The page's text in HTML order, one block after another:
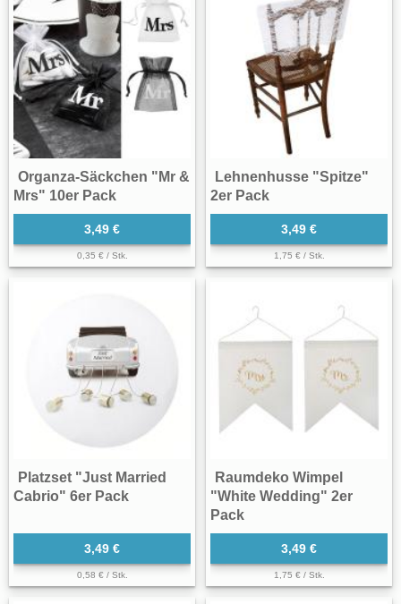
Organza-Säckchen "Mr &
Mrs" 10er Pack
3,49 €
0,35 € / Stk.
Lehnenhusse "Spitze"
2er Pack
3,49 €
1,75 € / Stk.
Platzset "Just Married
Cabrio" 6er Pack
3,49 €
0,58 € / Stk.
Raumdeko Wimpel
"White Wedding" 2er
Pack
3,49 €
1,75 € / Stk.